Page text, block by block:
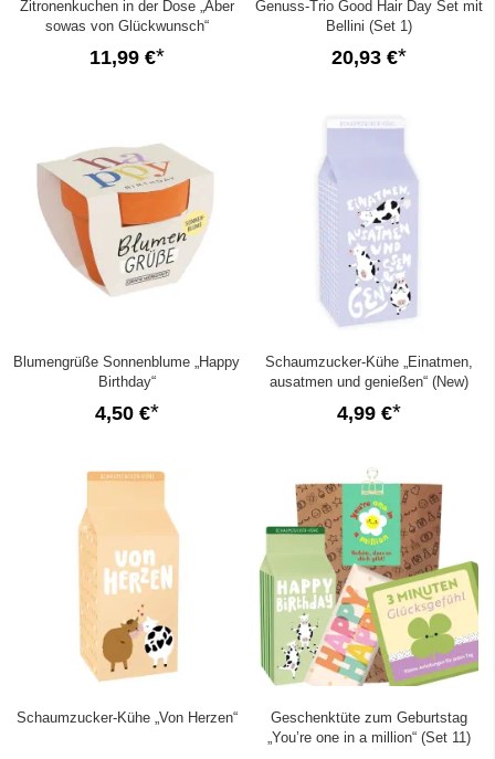
Zitronenkuchen in der Dose „Aber
sowas von Glückwunsch“
11,99 €
Genuss-Trio Good Hair Day Set mit
Bellini (Set 1)
20,93 €
Blumengrüße Sonnenblume „Happy
Birthday“
4,50 €
Schaumzucker-Kühe „Einatmen,
ausatmen und genießen“ (New)
4,99 €
Schaumzucker-Kühe „Von Herzen“
Geschenktüte zum Geburtstag
„You’re one in a million“ (Set 11)